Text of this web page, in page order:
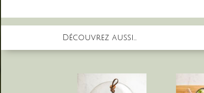
Découvrez aussi...